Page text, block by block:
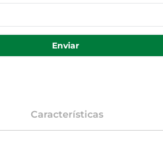
Enviar
Características